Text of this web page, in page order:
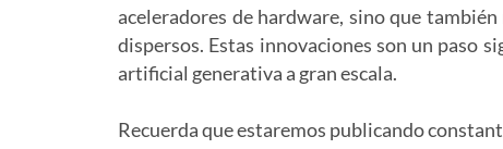
aceleradores de hardware, sino que
dispersos. Estas innovaciones son un paso
artificial generativa a gran escala.
Recuerda que estaremos publicando